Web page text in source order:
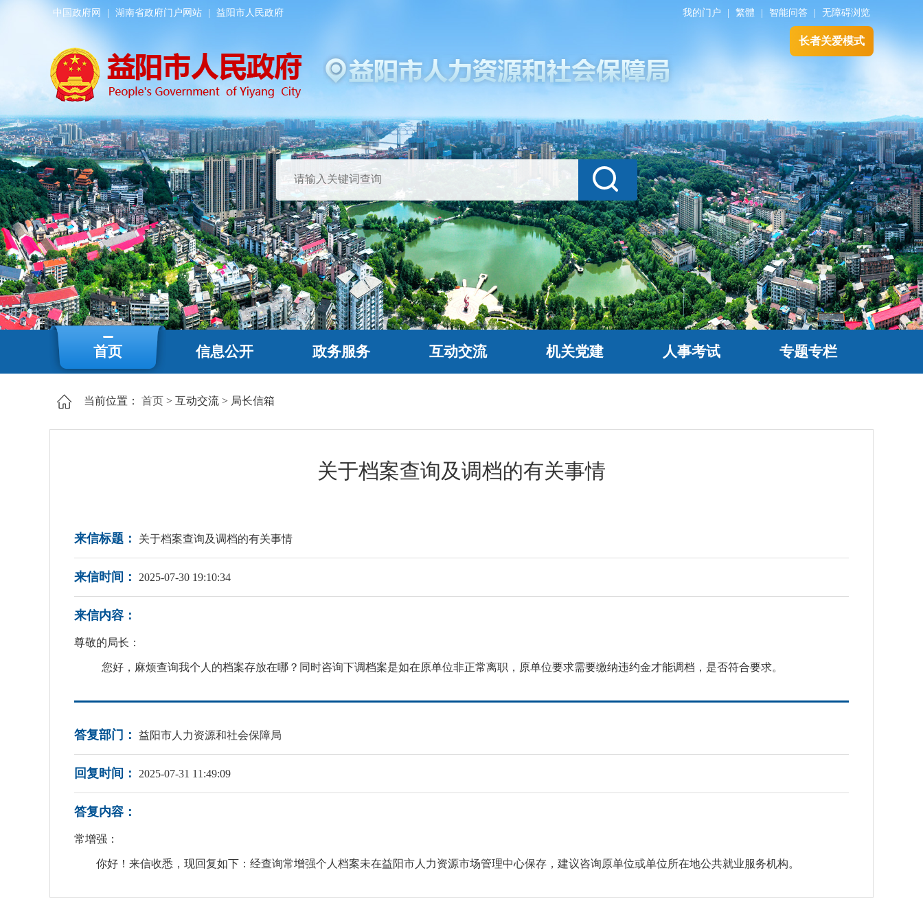
中国政府网 湖南省政府门户网站 益阳市人民政府 我的门户 繁體 智能问答 无障碍浏览
长者关爱模式
首页 信息公开 政务服务 互动交流 机关党建 人事考试 专题专栏
当前位置： 首页 > 互动交流 > 局长信箱
关于档案查询及调档的有关事情
来信标题： 关于档案查询及调档的有关事情
来信时间： 2025-07-30 19:10:34
来信内容：
尊敬的局长：
您好，麻烦查询我个人的档案存放在哪？同时咨询下调档案是如在原单位非正常离职，原单位要求需要缴纳违约金才能调档，是否符合要求。
答复部门： 益阳市人力资源和社会保障局
回复时间： 2025-07-31 11:49:09
答复内容：
常增强：
你好！来信收悉，现回复如下：经查询常增强个人档案未在益阳市人力资源市场管理中心保存，建议咨询原单位或单位所在地公共就业服务机构。